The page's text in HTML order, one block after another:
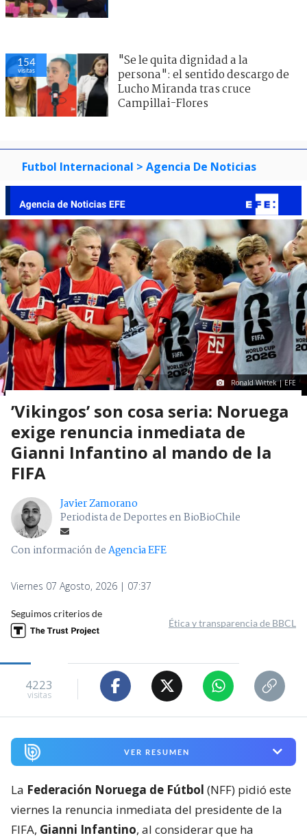
154
visitas
"Se le quita dignidad a la
persona": el sentido descargo de
Lucho Miranda tras cruce
Campillai-Flores
Futbol Internacional > Agencia De Noticias
Ronald Wittek | EFE
’Vikingos’ son cosa seria: Noruega
exige renuncia inmediata de
Gianni Infantino al mando de la
FIFA
Javier Zamorano
Periodista de Deportes en BioBioChile
Con información deAgencia EFE
Viernes 07 Agosto, 2026 | 07:37
Seguimos criterios de
Ética y transparencia de BBCL
4223
visitas
VER RESUMEN
La Federación Noruega de Fútbol (NFF) pidió este
viernes la renuncia inmediata del presidente de la
FIFA, Gianni Infantino, al considerar que ha